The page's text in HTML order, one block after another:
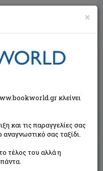
Η τιμή μας:
υπάρχει δυνατότητα παραγγελίας
×
κλείνει
και τις παραγγελίες σας
σας ταξίδι.
τέλος του αλλά η